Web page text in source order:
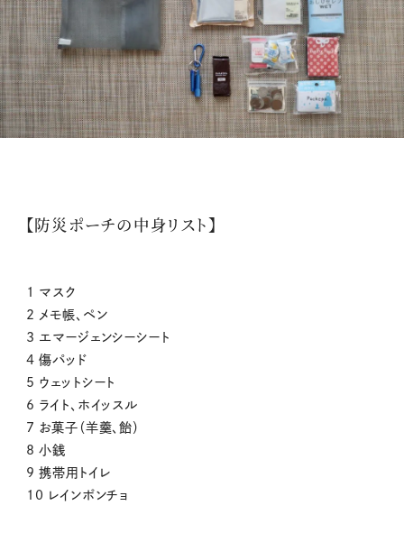
【防災ポーチの中身リスト】
1 マスク
2 メモ帳、ペン
3 エマージェンシーシート
4 傷パッド
5 ウェットシート
6 ライト、ホイッスル
7 お菓子（羊羹、飴）
8 小銭
9 携帯用トイレ
10 レインポンチョ